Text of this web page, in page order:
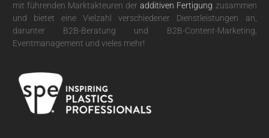
mit führenden Marktakteuren deradditiven Fertigung zusammen
und bietet eine Vielzahl verschiedener Dienstleistungen an,
darunter B2B-Beratung und B2B-Content-Marketing,
Eventmanagement und vieles mehr!